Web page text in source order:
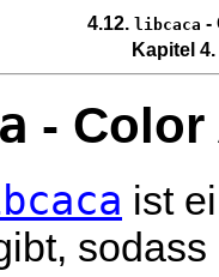
4.12. libcaca -
Kapitel
- Color
ist